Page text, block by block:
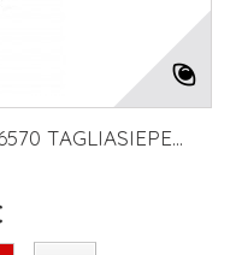
TAGLIASIEPE...